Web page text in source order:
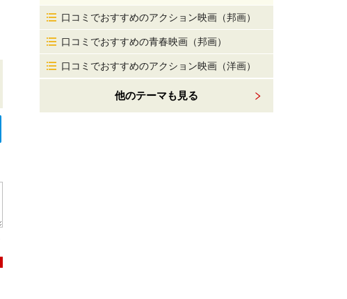
口コミでおすすめのアクション映画（邦画）
口コミでおすすめの青春映画（邦画）
口コミでおすすめのアクション映画（洋画）
他のテーマも見る